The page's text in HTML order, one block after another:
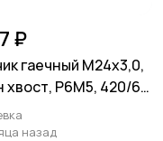
₽
гаечный М24х3,0,
хвост, Р6М5, 420/60
шаг, СССР.
назад